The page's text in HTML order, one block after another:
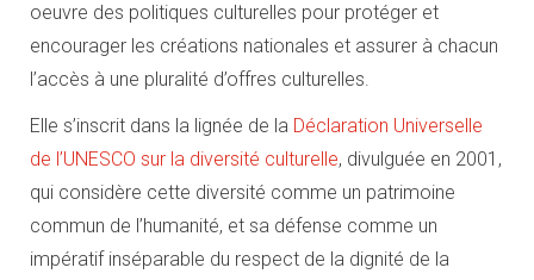
oeuvre des politiques culturelles pour protéger et
encourager les créations nationales et assurer à chacun
l’accès à une pluralité d’offres culturelles.
Elle s’inscrit dans la lignée de la Déclaration Universelle
de l’UNESCO sur la diversité culturelle, divulguée en 2001,
qui considère cette diversité comme un patrimoine
commun de l’humanité, et sa défense comme un
impératif inséparable du respect de la dignité de la